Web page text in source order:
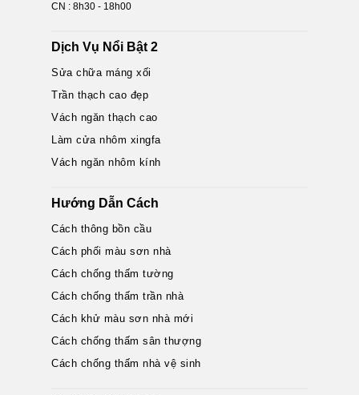
CN : 8h30 - 18h00
Dịch Vụ Nổi Bật 2
Sửa chữa máng xối
Trần thạch cao đẹp
Vách ngăn thạch cao
Làm cửa nhôm xingfa
Vách ngăn nhôm kính
Hướng Dẫn Cách
Cách thông bồn cầu
Cách phối màu sơn nhà
Cách chống thấm tường
Cách chống thấm trần nhà
Cách khử màu sơn nhà mới
Cách chống thấm sân thượng
Cách chống thấm nhà vệ sinh